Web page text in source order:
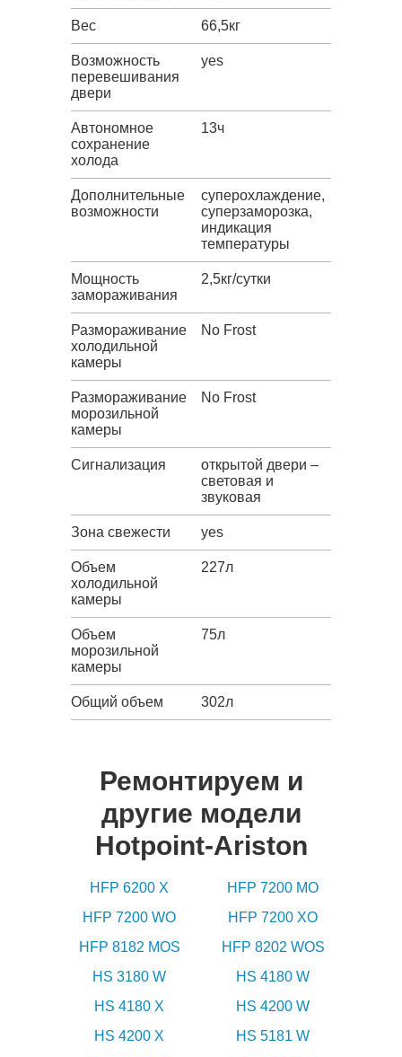
Вес 66,5кг
Возможность
перевешивания
двери
yes
Автономное
сохранение
холода
13ч
Дополнительные
возможности
суперохлаждение,
суперзаморозка,
индикация
температуры
Мощность
замораживания
2,5кг/сутки
Размораживание
холодильной
камеры
No Frost
Размораживание
морозильной
камеры
No Frost
Сигнализация
открытой двери –
световая и
звуковая
Зона свежести yes
Объем
холодильной
камеры
227л
Объем
морозильной
камеры
75л
Общий объем 302л
Ремонтируем и
другие модели
Hotpoint-Ariston
HFP 6200 X
HFP 7200 MO
HFP 7200 WO
HFP 7200 XO
HFP 8182 MOS
HFP 8202 WOS
HS 3180 W
HS 4180 W
HS 4180 X
HS 4200 W
HS 4200 X
HS 5181 W